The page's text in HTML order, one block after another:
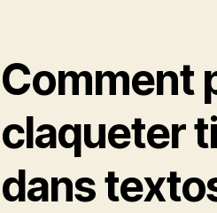
Comment
claqueter
dans